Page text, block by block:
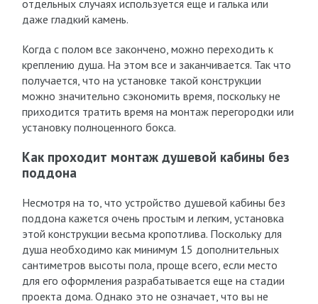
отдельных случаях используется еще и галька или
даже гладкий камень.
Когда с полом все закончено, можно переходить к
креплению душа. На этом все и заканчивается. Так что
получается, что на установке такой конструкции
можно значительно сэкономить время, поскольку не
приходится тратить время на монтаж перегородки или
установку полноценного бокса.
Как проходит монтаж душевой кабины без
поддона
Несмотря на то, что устройство душевой кабины без
поддона кажется очень простым и легким, установка
этой конструкции весьма кропотлива. Поскольку для
душа необходимо как минимум 15 дополнительных
сантиметров высоты пола, проще всего, если место
для его оформления разрабатывается еще на стадии
проекта дома. Однако это не означает, что вы не